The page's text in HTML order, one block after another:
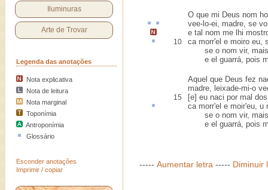
Iluminuras
Arte de Trovar
Legenda das anotações
Nota explicativa
Nota de leitura
Nota marginal
Toponímia
Antroponímia
Glossário
Esconder anotações
Imprimir / copiar
O que mi Deus nom
vee-lo-ei, madre, se
e tal nom me lhi
10
ca morr'el e moiro eu,
se o nom vir, mais,
e el guarrá, pois
Aquel que Deus fez
madre, leixade-mi-o
15
[e] eu naci por mal
ca morr'el e moir'eu, u
se o nom vir, mais,
e el guarrá, pois
----- Aumentar letra ----- Diminuir